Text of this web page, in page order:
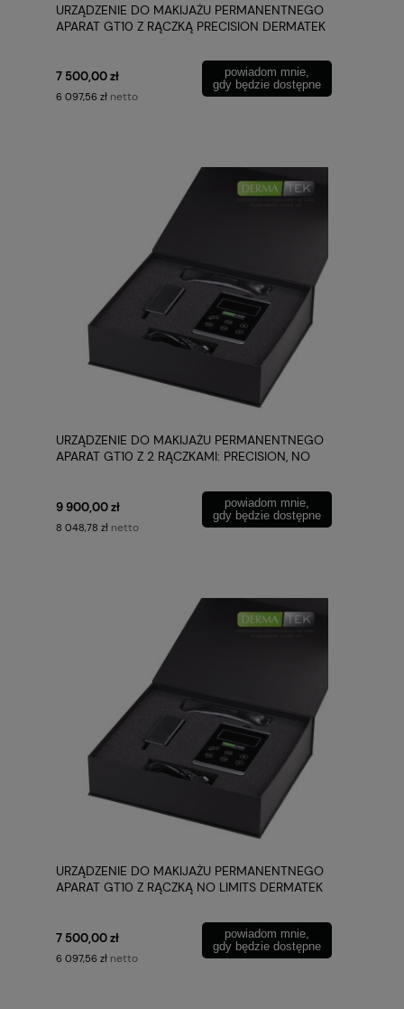
URZĄDZENIE DO MAKIJAŻU PERMANENTNEGO
APARAT GT10 Z RĄCZKĄ PRECISION DERMATEK
7 500,00 zł
6 097,56 zł netto
powiadom mnie,
gdy będzie dostępne
URZĄDZENIE DO MAKIJAŻU PERMANENTNEGO
APARAT GT10 Z 2 RĄCZKAMI: PRECISION, NO
9 900,00 zł
8 048,78 zł netto
powiadom mnie,
gdy będzie dostępne
URZĄDZENIE DO MAKIJAŻU PERMANENTNEGO
APARAT GT10 Z RĄCZKĄ NO LIMITS DERMATEK
7 500,00 zł
6 097,56 zł netto
powiadom mnie,
gdy będzie dostępne